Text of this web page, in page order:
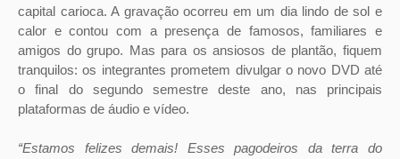
capital carioca. A gravação ocorreu em um dia lindo de sol e
calor e contou com a presença de famosos, familiares e
amigos do grupo. Mas para os ansiosos de plantão, fiquem
tranquilos: os integrantes prometem divulgar o novo DVD até
o final do segundo semestre deste ano, nas principais
plataformas de áudio e vídeo.
“Estamos felizes demais! Esses pagodeiros da terra do